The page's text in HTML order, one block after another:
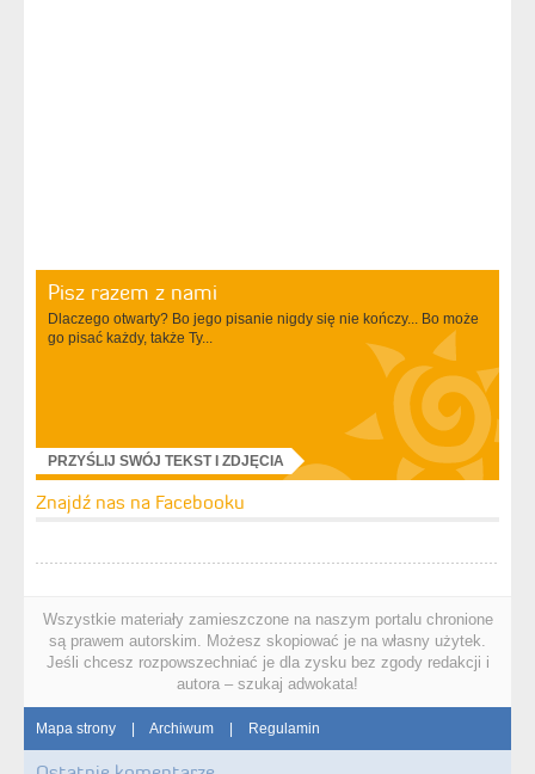
Pisz razem z nami
Dlaczego otwarty? Bo jego pisanie nigdy się nie kończy... Bo może
go pisać każdy, także Ty...
PRZYŚLIJ SWÓJ TEKST I ZDJĘCIA
Znajdź nas na Facebooku
Wszystkie materiały zamieszczone na naszym portalu chronione
są prawem autorskim. Możesz skopiować je na własny użytek.
Jeśli chcesz rozpowszechniać je dla zysku bez zgody redakcji i
autora – szukaj adwokata!
Mapa strony Archiwum Regulamin